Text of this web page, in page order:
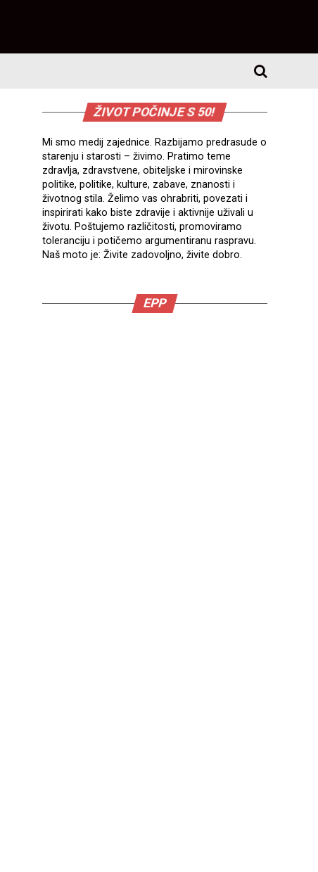
ŽIVOT POČINJE S 50!
Mi smo medij zajednice. Razbijamo predrasude o
starenju i starosti – živimo. Pratimo teme
zdravlja, zdravstvene, obiteljske i mirovinske
politike, politike, kulture, zabave, znanosti i
životnog stila. Želimo vas ohrabriti, povezati i
inspirirati kako biste zdravije i aktivnije uživali u
životu. Poštujemo različitosti, promoviramo
toleranciju i potičemo argumentiranu raspravu.
Naš moto je: Živite zadovoljno, živite dobro.
EPP